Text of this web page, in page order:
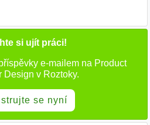
si ujít práci!
e-mailem na Product
Design v Roztoky.
se nyní